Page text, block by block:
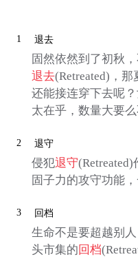
1 退去
固然依然到了初秋
退去(Retreated)，
还能接连穿下去呢
太在乎，数量大要
2 退守
侵犯退守
固子力的攻守功能
3 回档
生命不是要超越别
头市集的回档